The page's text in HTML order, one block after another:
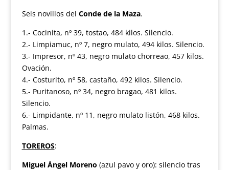
Seis novillos del Conde de la Maza.
1.- Cocinita, nº 39, tostao, 484 kilos. Silencio.
2.- Limpiamuc, nº 7, negro mulato, 494 kilos. Silencio.
3.- Impresor, nº 43, negro mulato chorreao, 457 kilos.
Ovación.
4.- Costurito, nº 58, castaño, 492 kilos. Silencio.
5.- Puritanoso, nº 34, negro bragao, 481 kilos.
Silencio.
6.- Limpidante, nº 11, negro mulato listón, 468 kilos.
Palmas.
TOREROS:
Miguel Ángel Moreno (azul pavo y oro): silencio tras